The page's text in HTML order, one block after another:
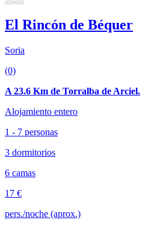
El Rincón de Béquer
Soria
(0)
A 23.6 Km de Torralba de Arciel.
Alojamiento entero
1 - 7 personas
3 dormitorios
6 camas
17 €
pers./noche (aprox.)